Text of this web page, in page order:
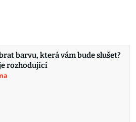
barvu, která vám bude slušet?
rozhodující